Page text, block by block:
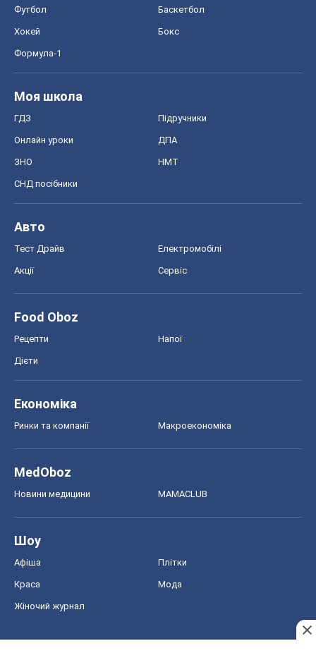
Футбол Баскетбол
Хокей Бокс
Формула-1
Моя школа
ГДЗ Підручники
Онлайн уроки ДПА
ЗНО НМТ
СНД посібники
Авто
Тест Драйв Електромобілі
Акції Сервіс
Food Oboz
Рецепти Напої
Дієти
Економіка
Ринки та компанії Макроекономіка
MedOboz
Новини медицини MAMACLUB
Шоу
Афіша Плітки
Краса Мода
Жіночий журнал